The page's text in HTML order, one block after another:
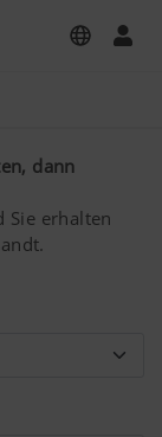
dann
Sie erhalten